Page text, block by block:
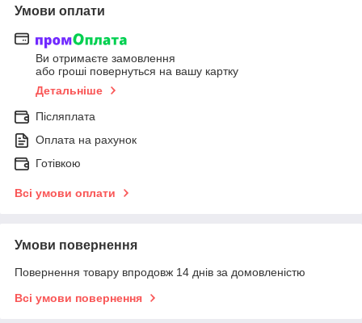
Умови оплати
Ви отримаєте замовлення
або гроші повернуться на вашу картку
Детальніше
Післяплата
Оплата на рахунок
Готівкою
Всі умови оплати
Умови повернення
Повернення товару впродовж 14 днів за домовленістю
Всі умови повернення